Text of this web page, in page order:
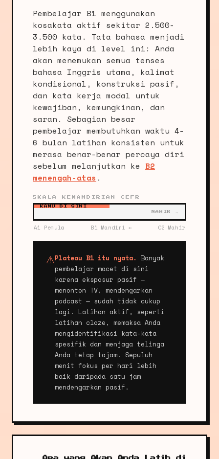
Pembelajar B1 menggunakan
kosakata aktif sekitar 2.500-
3.500 kata. Tata bahasa menjadi
lebih kaya di level ini: Anda
akan menemukan semua tenses
bahasa Inggris utama, kalimat
kondisional, konstruksi pasif,
dan kata kerja modal untuk
kewajiban, kemungkinan, dan
saran. Sebagian besar
pembelajar membutuhkan waktu 4-
6 bulan latihan konsisten untuk
merasa benar-benar percaya diri
sebelum melanjutkan ke B2
menengah-atas .
SKALA KEMANDIRIAN CEFR
KAMU DI SINI
MAHIR →
A1 Pemula B1 Mandiri ← C2 Mahir
⚠ Plateau B1 itu nyata. Banyak
pembelajar macet di sini
karena eksposur pasif —
menonton TV, mendengarkan
podcast — sudah tidak cukup
lagi. Latihan aktif, seperti
latihan cloze, memaksa Anda
mengidentifikasi kata-kata
spesifik dan menjaga telinga
Anda tetap tajam. Sepuluh
menit fokus per hari lebih
baik daripada satu jam
mendengarkan pasif.
Apa yang Akan Anda Latih di